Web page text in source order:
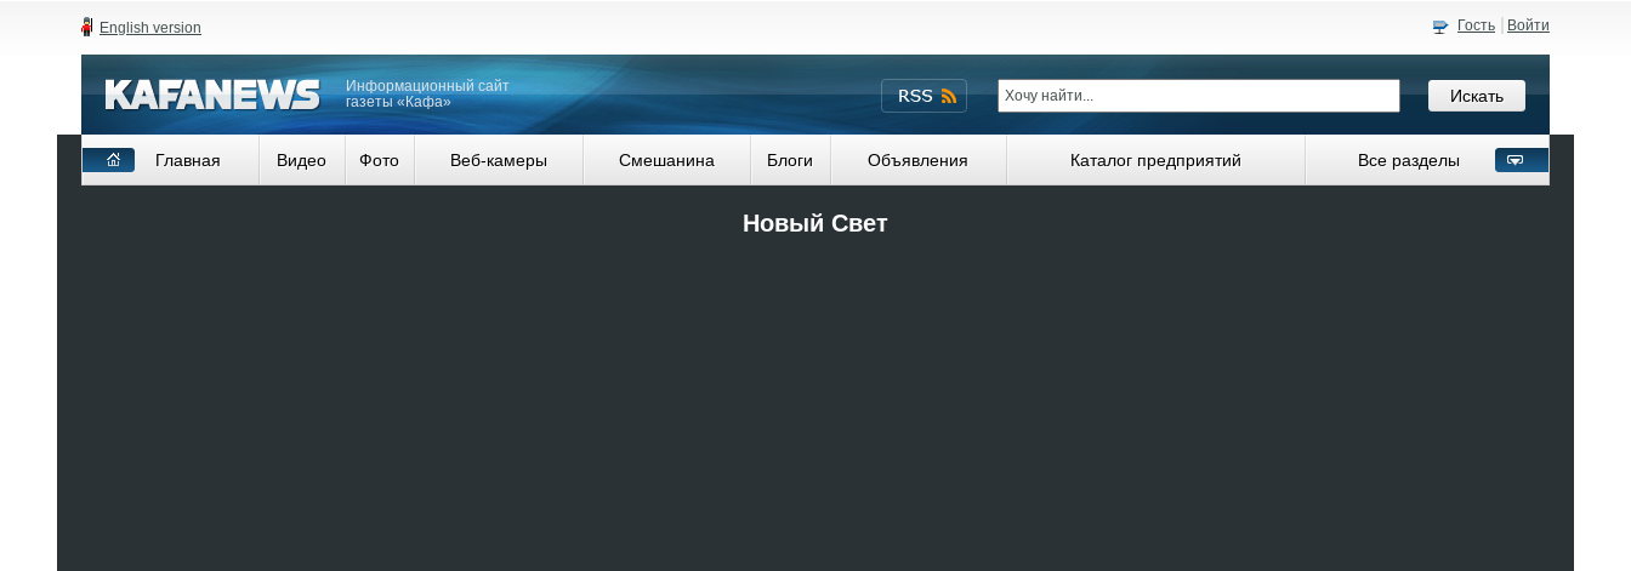
English version Гость Войти
Информационный сайт
газеты «Кафа»
Главная Видео Фото Веб-камеры Смешанина Блоги Объявления Каталог предприятий Все разделы
Новый Свет